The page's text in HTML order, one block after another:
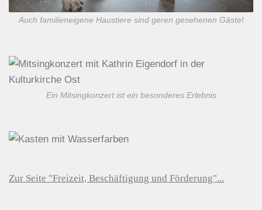
Auch familieneigene Haustiere sind geren gesehenen Gäste!
Ein Mitsingkonzert ist ein besonderes Erlebnis
Zur Seite "Freizeit, Beschäftigung und Förderung"...